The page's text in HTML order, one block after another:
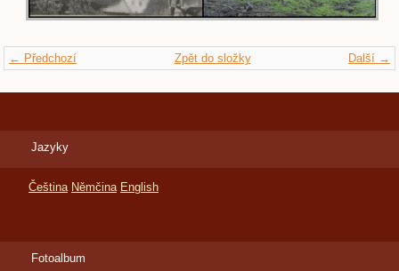
← Předchozí Další →
Zpět do složky
Jazyky
Čeština Němčina English
Fotoalbum